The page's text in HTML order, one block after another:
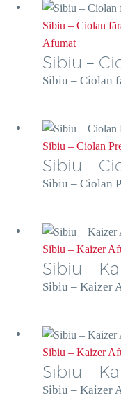
Sibiu – Ciolan
Afumat
Sibiu –
Sibiu – Ciolan
Sibiu – Ciolan
Sibiu –
Sibiu – Ciolan
Sibiu – Kaizer
Sibiu –
Sibiu – Kaizer
Sibiu – Kaizer
Sibiu –
Sibiu – Kaizer